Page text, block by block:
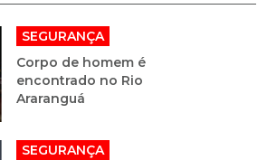
SEGURANÇA
Corpo de homem é
encontrado no Rio
Araranguá
SEGURANÇA